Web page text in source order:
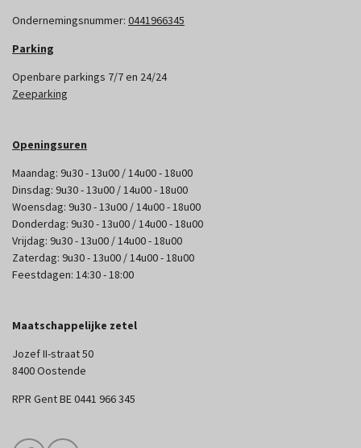
Ondernemingsnummer: 0441966345
Parking
Openbare parkings 7/7 en 24/24
Zeeparking
Openingsuren
Maandag: 9u30 - 13u00 / 14u00 - 18u00
Dinsdag: 9u30 - 13u00 / 14u00 - 18u00
Woensdag: 9u30 - 13u00 / 14u00 - 18u00
Donderdag: 9u30 - 13u00 / 14u00 - 18u00
Vrijdag: 9u30 - 13u00 / 14u00 - 18u00
Zaterdag: 9u30 - 13u00 / 14u00 - 18u00
Feestdagen: 14:30 - 18:00
Maatschappelijke zetel
Jozef II-straat 50
8400 Oostende
RPR Gent BE 0441 966 345